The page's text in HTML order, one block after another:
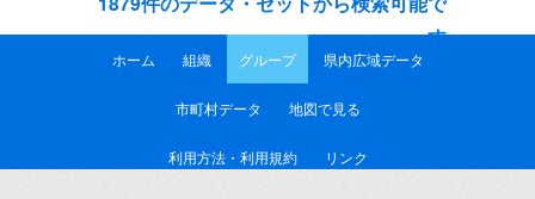
す
ホーム 組織 グループ 県内広域データ
市町村データ 地図で見る
利用方法・利用規約 リンク